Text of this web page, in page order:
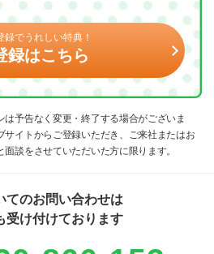
録でうれしい特典！
録はこちら
予告なく変更・終了する場合がございま
イトからご登録いただき、ご来社またはお
談をさせていただいた方に限ります。
てのお問い合わせは
受け付けております